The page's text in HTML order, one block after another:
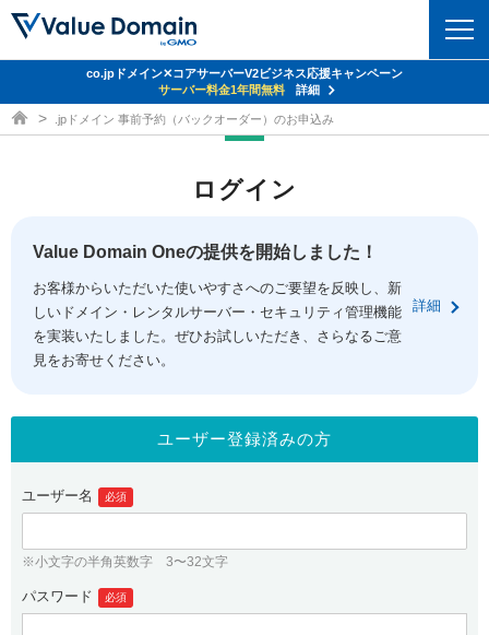
ドメイントップ
ドメイン移管
ドメイン価格一覧
ドメイン一括検索
.jpドメインオークション
gTLDオークション NEW!
.jpドメインバックオーダー
プレミアムドメイン
人気ドメインの種類
コアサーバー
バリューサーバー
XREA
セキュリティトップ
Value Domain ネットde診断
SSL証明書
サービストップ
お得意様割引
紹介制度
バリュードメインAPI
ドメイン・ホスティングOEM
facebook
ログイン
従来のバリュードメインをご利用希望の方
ユーザー登録
co.jpドメイン✕コアサーバーV2ビジネス応援キャンペーン
サーバー料金1年間無料
詳細
ドメイン取得ならバリュードメイン
.jpドメイン 事前予約（バックオーダー）のお申込み
ログイン
Value Domain Oneの提供を開始しました！
お客様からいただいた使いやすさへのご要望を反映し、新
しいドメイン・レンタルサーバー・セキュリティ管理機能
を実装いたしました。ぜひお試しいただき、さらなるご意
見をお寄せください。
詳細
ユーザー登録済みの方
ユーザー名 必須
※小文字の半角英数字 3〜32文字
パスワード 必須